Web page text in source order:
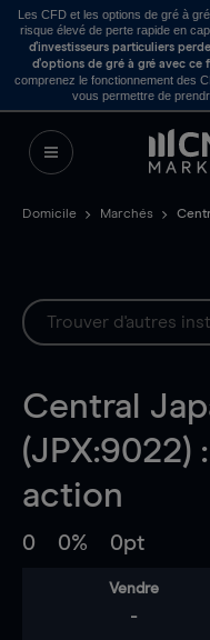
Les CFD et les options de gré à
risque élevé de perte rapide en
d’investisseurs particuliers
d’options de gré à gré avec ce
comprenez le fonctionnement des
vous permettre de
Domicile Marchés
Central
(JPX:9022)
action
0 0% 0pt
Vendre
-